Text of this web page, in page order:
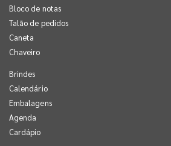
Bloco de notas
Talão de pedidos
Caneta
Chaveiro
Brindes
Calendário
Embalagens
Agenda
Cardápio